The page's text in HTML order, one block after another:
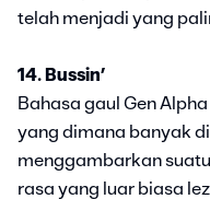
telah menjadi yang
14. Bussin’
Bahasa gaul Gen
yang dimana banyak
menggambarkan
rasa yang luar biasa